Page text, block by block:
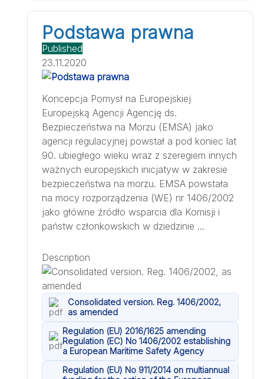
Podstawa prawna
Published
23.11.2020
Koncepcja Pomysł na Europejskiej
Europejską Agencji Agencję ds.
Bezpieczeństwa na Morzu (EMSA) jako
agencji regulacyjnej powstał a pod koniec lat
90. ubiegłego wieku wraz z szeregiem innych
ważnych europejskich inicjatyw w zakresie
bezpieczeństwa na morzu. EMSA powstała
na mocy rozporządzenia (WE) nr 1406/2002
jako główne źródło wsparcia dla Komisji i
państw członkowskich w dziedzinie ...
Description
Consolidated version. Reg. 1406/2002,
as amended
Regulation (EU) 2016/1625 amending
Regulation (EC) No 1406/2002 establishing
a European Maritime Safety Agency
Regulation (EU) No 911/2014 on multiannual